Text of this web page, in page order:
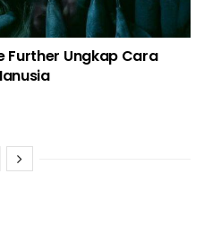
Further Ungkap Cara